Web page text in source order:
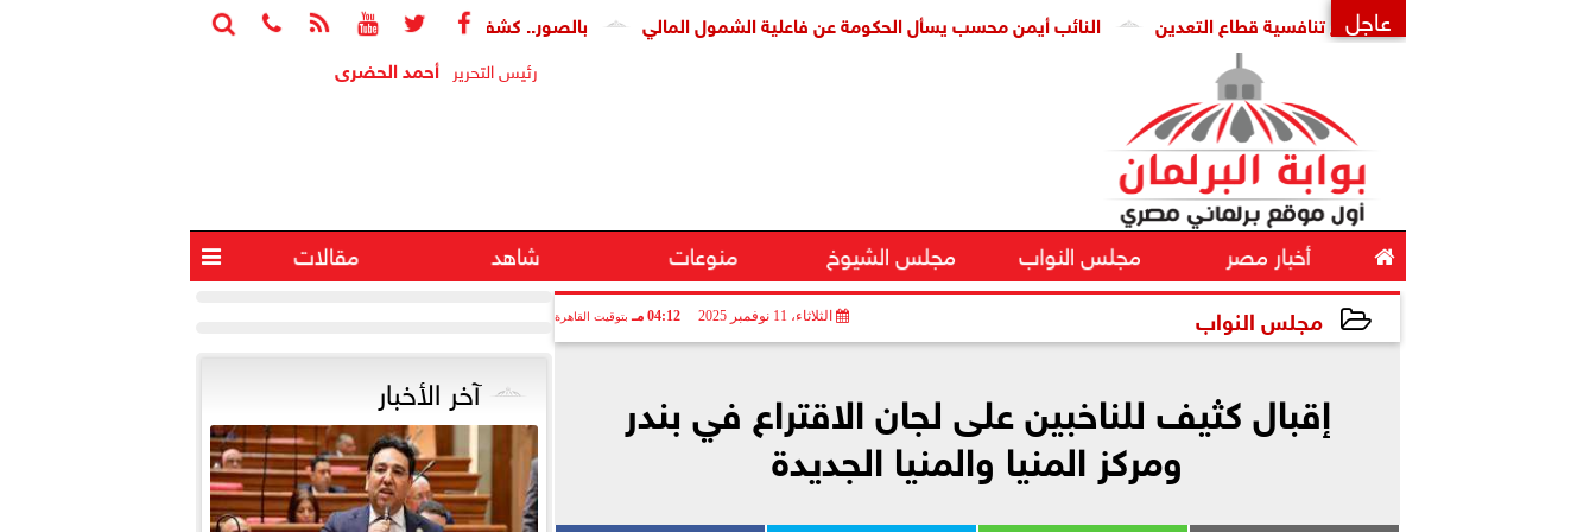





 عاجل بالصور.. كشف أثرى جديد بالدقهلية يوثق تطور الحضارة المصرية عبر آلاف السنين النائب أيمن محسب يسأل الحكومة عن فاعلية الشمول المالي سؤال برلماني حول تراجع تنافسية قطاع التعدين
رئيس التحرير أحمد الحضرى
 أخبار مصر مجلس النواب مجلس الشيوخ منوعات شاهد مقالات 
مجلس النواب الثلاثاء، 11 نوفمبر 2025 04:12 مـ بتوقيت القاهرة
إقبال كثيف للناخبين على لجان الاقتراع في بندر
ومركز المنيا والمنيا الجديدة
آخر الأخبار